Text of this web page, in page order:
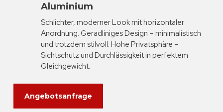
Aluminium
Schlichter, moderner Look mit horizontaler
Anordnung. Geradliniges Design – minimalistisch
und trotzdem stilvoll. Hohe Privatsphäre –
Sichtschutz und Durchlässigkeit in perfektem
Gleichgewicht.
Angebotsanfrage